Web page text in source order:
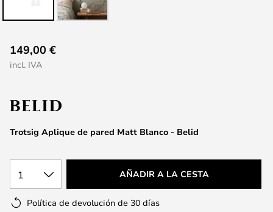
comienzo
la
galería
deTrotsig Aplique de pared Matt Blanco - Belid
149,00 €
incl. IVA
1 AÑADIR A LA CESTA
Política de devolución de 30 días